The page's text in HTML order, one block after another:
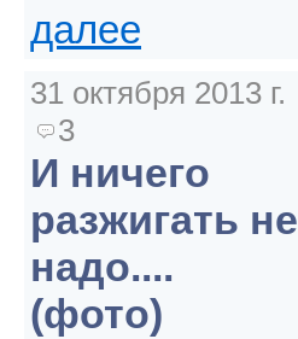
далее
31 октября 2013 г.
3
И ничего
разжигать не
надо....
(фото)